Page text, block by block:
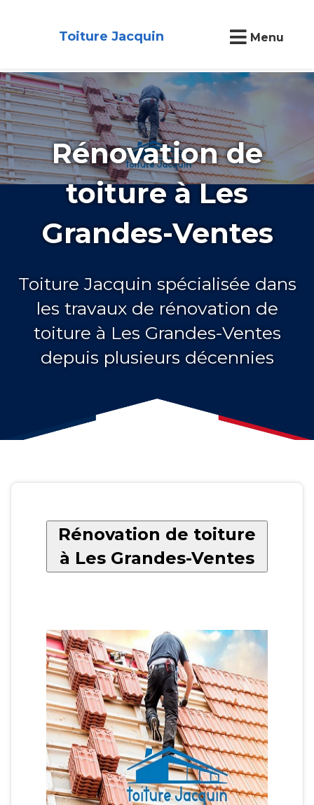
Toiture Jacquin Menu
Rénovation de
toiture à Les
Grandes-Ventes
Toiture Jacquin spécialisée dans
les travaux de rénovation de
toiture à Les Grandes-Ventes
depuis plusieurs décennies
Rénovation de toiture
à Les Grandes-Ventes